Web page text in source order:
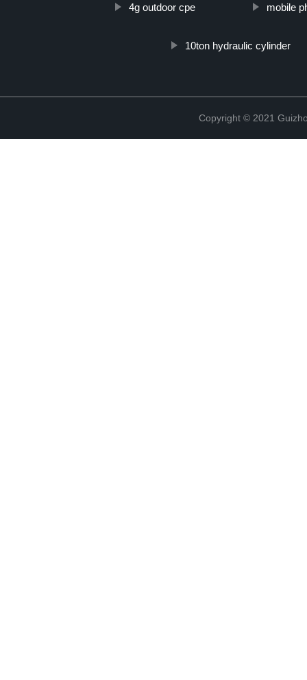
4g outdoor cpe mobile
10ton hydraulic cylinder
Copyright © 2021